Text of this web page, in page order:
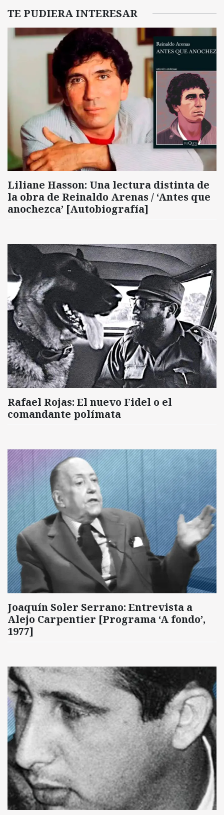
TE PUDIERA INTERESAR
Liliane Hasson: Una lectura distinta de
la obra de Reinaldo Arenas / ‘Antes que
anochezca’ [Autobiografía]
Rafael Rojas: El nuevo Fidel o el
comandante polímata
Joaquín Soler Serrano: Entrevista a
Alejo Carpentier [Programa ‘A fondo’,
1977]